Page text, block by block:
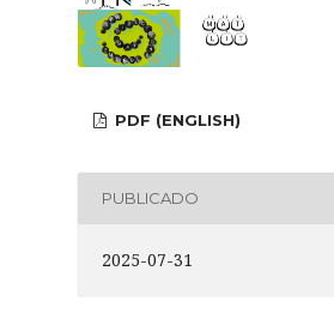
PDF (ENGLISH)
PUBLICADO
2025-07-31